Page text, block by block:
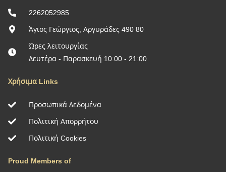
2262052985
Άγιος Γεώργιος, Αργυράδες 490 80
Ώρες λειτουργίας
Δευτέρα - Παρασκευή 10:00 - 21:00
Χρήσιμα Links
Προσωπικά Δεδομένα
Πολιτική Απορρήτου
Πολιτική Cookies
Proud Members of